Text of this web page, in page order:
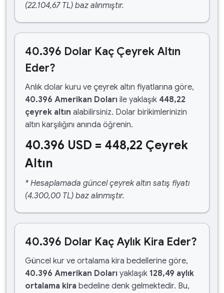
(22.104,67 TL) baz alınmıştır.
40.396 Dolar Kaç Çeyrek Altın
Eder?
Anlık dolar kuru ve çeyrek altın fiyatlarına göre,
40.396 Amerikan Doları ile yaklaşık 448,22
çeyrek altın alabilirsiniz. Dolar birikimlerinizin
altın karşılığını anında öğrenin.
40.396 USD = 448,22 Çeyrek
Altın
* Hesaplamada güncel çeyrek altın satış fiyatı
(4.300,00 TL) baz alınmıştır.
40.396 Dolar Kaç Aylık Kira Eder?
Güncel kur ve ortalama kira bedellerine göre,
40.396 Amerikan Doları yaklaşık 128,49 aylık
ortalama kira bedeline denk gelmektedir. Bu,